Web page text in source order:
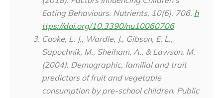
Eating Behaviours. Nutrients, 10(6), 706. h
ttps://doi.org/10.3390/nu10060706
Cooke, L. J., Wardle, J., Gibson, E. L.,
Sapochnik, M., Sheiham, A., & Lawson, M.
(2004). Demographic, familial and trait
predictors of fruit and vegetable
consumption by pre-school children. Public